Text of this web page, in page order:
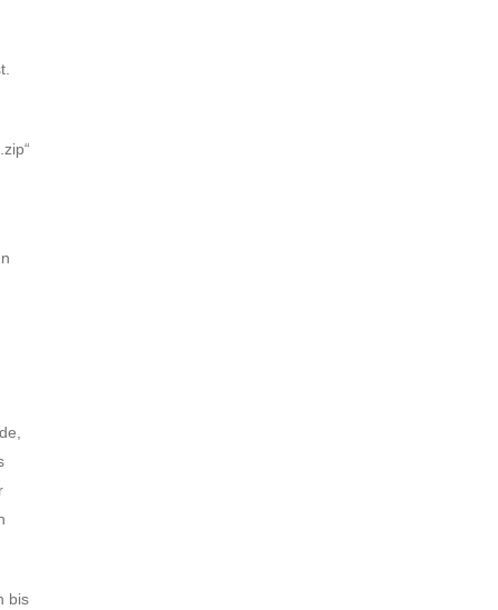
bis